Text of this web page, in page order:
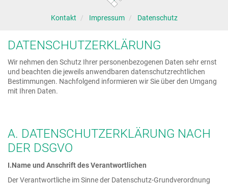
Kontakt Impressum Datenschutz
DATENSCHUTZERKLÄRUNG
Wir nehmen den Schutz Ihrer personenbezogenen Daten sehr ernst
und beachten die jeweils anwendbaren datenschutzrechtlichen
Bestimmungen. Nachfolgend informieren wir Sie über den Umgang
mit Ihren Daten.
A. DATENSCHUTZERKLÄRUNG NACH
DER DSGVO
I.Name und Anschrift des Verantwortlichen
Der Verantwortliche im Sinne der Datenschutz-Grundverordnung